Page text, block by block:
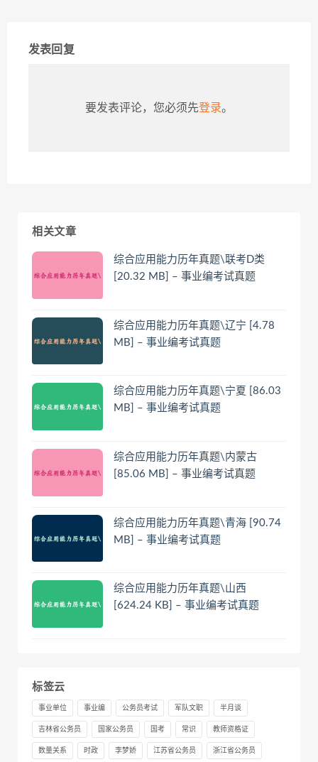
发表回复
要发表评论，您必须先登录。
相关文章
综合应用能力历年真题\联考D类
[20.32 MB] – 事业编考试真题
综合应用能力历年真题\辽宁 [4.78
MB] – 事业编考试真题
综合应用能力历年真题\宁夏 [86.03
MB] – 事业编考试真题
综合应用能力历年真题\内蒙古
[85.06 MB] – 事业编考试真题
综合应用能力历年真题\青海 [90.74
MB] – 事业编考试真题
综合应用能力历年真题\山西
[624.24 KB] – 事业编考试真题
标签云
事业单位 事业编 公务员考试 军队文职 半月谈
吉林省公务员 国家公务员 国考 常识 教师资格证
数量关系 时政 李梦娇 江苏省公务员 浙江省公务员